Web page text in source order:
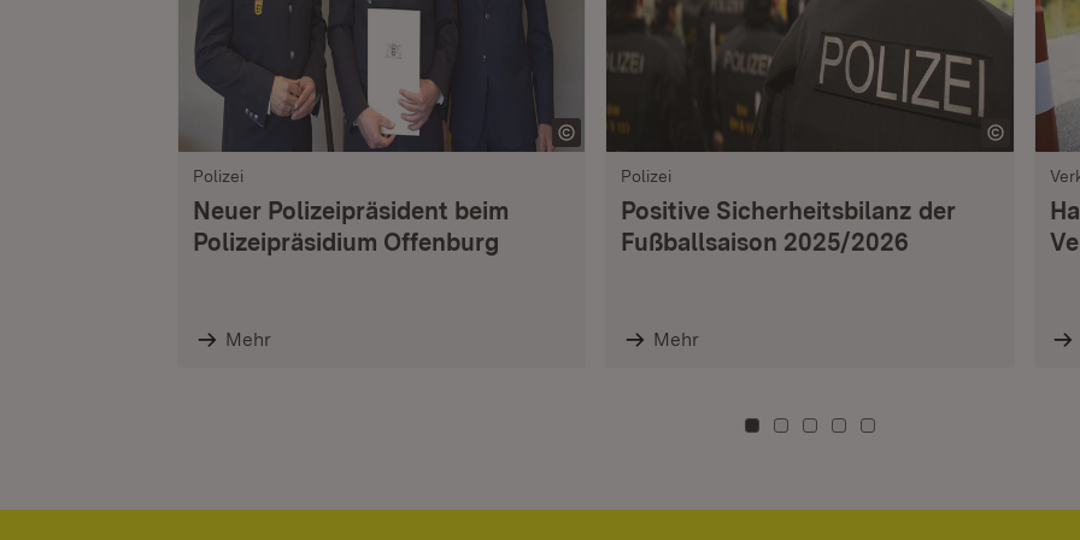
Polizei
Neuer Polizeipräsident beim
Polizeipräsidium Offenburg
Mehr
Polizei
Positive Sicherheitsbilanz der
Fußballsaison 2025/2026
Mehr
Zu Kachel: 0
Zu Kachel: 3
Zu Kachel: 6
Zu Kachel: 9
Zu Kachel: 12